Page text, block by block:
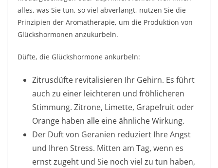
alles, was Sie tun, so viel abverlangt, nutzen Sie die
Prinzipien der Aromatherapie, um die Produktion von
Glückshormonen anzukurbeln.
Düfte, die Glückshormone ankurbeln:
Zitrusdüfte revitalisieren Ihr Gehirn. Es führt
auch zu einer leichteren und fröhlicheren
Stimmung. Zitrone, Limette, Grapefruit oder
Orange haben alle eine ähnliche Wirkung.
Der Duft von Geranien reduziert Ihre Angst
und Ihren Stress. Mitten am Tag, wenn es
ernst zugeht und Sie noch viel zu tun haben,